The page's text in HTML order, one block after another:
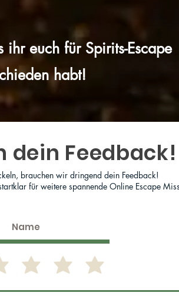
euch für Spirits-Escape
habt!
dein Feedback!
brauchen wir dringend dein Feedback!
für weitere spannende Online Escape